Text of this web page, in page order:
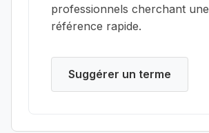
professionnels cherchant une
référence rapide.
Suggérer un terme